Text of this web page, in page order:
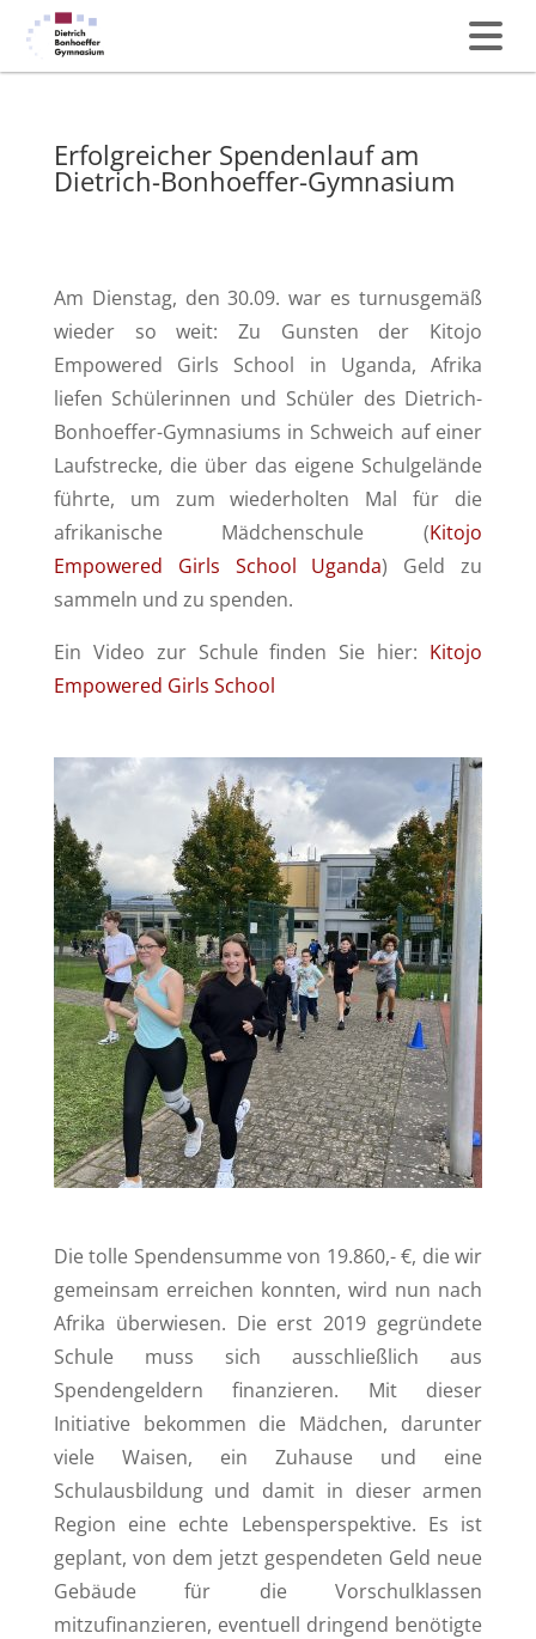
Erfolgreicher Spendenlauf am
Dietrich-Bonhoeffer-Gymnasium
Am Dienstag, den 30.09. war es turnusgemäß
wieder so weit: Zu Gunsten der Kitojo
Empowered Girls School in Uganda, Afrika
liefen Schülerinnen und Schüler des Dietrich-
Bonhoeffer-Gymnasiums in Schweich auf einer
Laufstrecke, die über das eigene Schulgelände
führte, um zum wiederholten Mal für die
afrikanische Mädchenschule (Kitojo
Empowered Girls School Uganda) Geld zu
sammeln und zu spenden.
Ein Video zur Schule finden Sie hier: Kitojo
Empowered Girls School
Die tolle Spendensumme von 19.860,- €, die wir
gemeinsam erreichen konnten, wird nun nach
Afrika überwiesen. Die erst 2019 gegründete
Schule muss sich ausschließlich aus
Spendengeldern finanzieren. Mit dieser
Initiative bekommen die Mädchen, darunter
viele Waisen, ein Zuhause und eine
Schulausbildung und damit in dieser armen
Region eine echte Lebensperspektive. Es ist
geplant, von dem jetzt gespendeten Geld neue
Gebäude für die Vorschulklassen
mitzufinanzieren, eventuell dringend benötigte